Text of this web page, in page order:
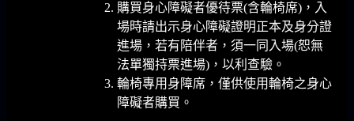
購買身心障礙者優待票(含輪椅席)，入
場時請出示身心障礙證明正本及身分證
進場，若有陪伴者，須一同入場(恕無
法單獨持票進場)，以利查驗。
輪椅專用身障席，僅供使用輪椅之身心
障礙者購買。